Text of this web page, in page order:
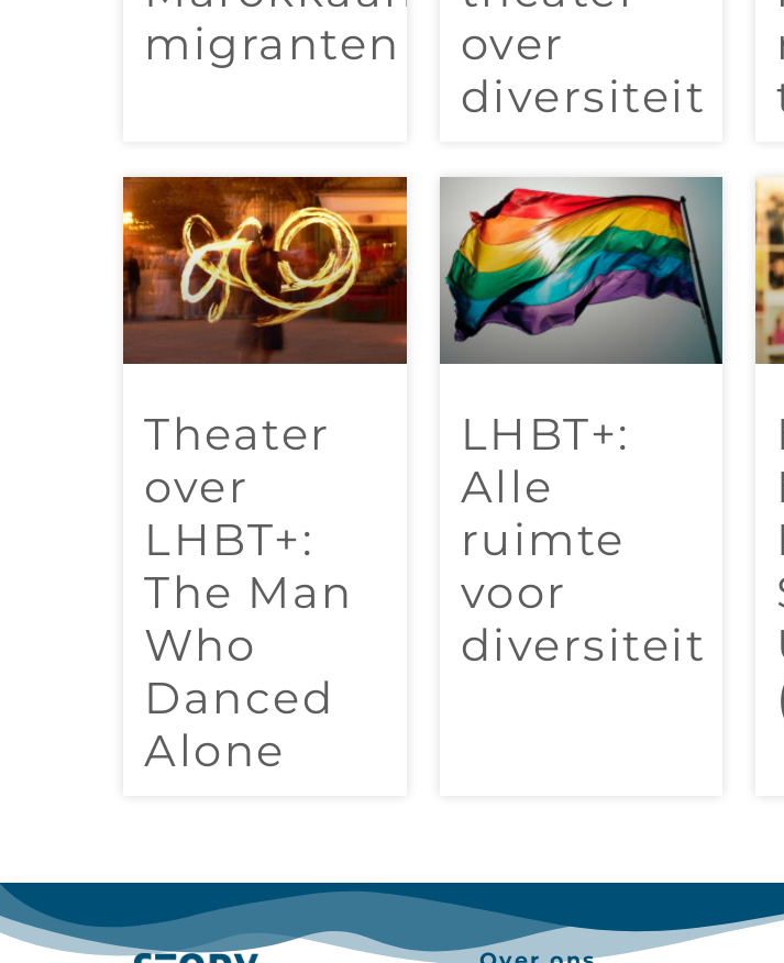
migranten
over
diversiteit
Theater
over
LHBT+:
The Man
Who
Danced
Alone
LHBT+:
Alle
ruimte
voor
diversiteit